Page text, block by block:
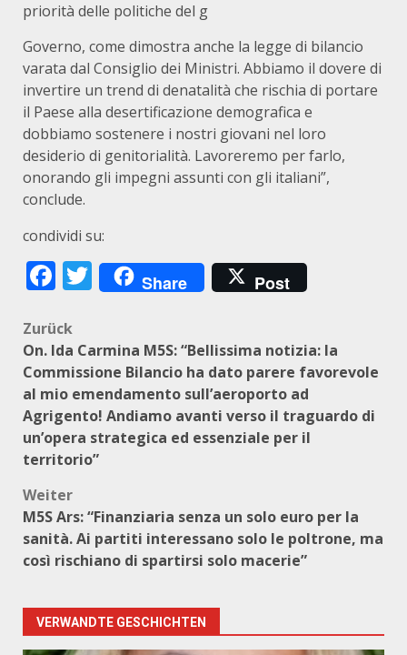
priorità delle politiche del g
Governo, come dimostra anche la legge di bilancio
varata dal Consiglio dei Ministri. Abbiamo il dovere di
invertire un trend di denatalità che rischia di portare
il Paese alla desertificazione demografica e
dobbiamo sostenere i nostri giovani nel loro
desiderio di genitorialità. Lavoreremo per farlo,
onorando gli impegni assunti con gli italiani”,
conclude.
condividi su:
Facebook
Twitter
Share Post
Beitragsnavigation
Zurück
On. Ida Carmina M5S: “Bellissima notizia: la
Commissione Bilancio ha dato parere favorevole
al mio emendamento sull’aeroporto ad
Agrigento! Andiamo avanti verso il traguardo di
un’opera strategica ed essenziale per il
territorio”
Weiter
M5S Ars: “Finanziaria senza un solo euro per la
sanità. Ai partiti interessano solo le poltrone, ma
così rischiano di spartirsi solo macerie”
VERWANDTE GESCHICHTEN